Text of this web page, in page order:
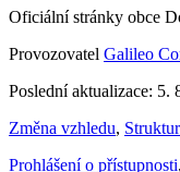
Oficiální stránky obce
Provozovatel Galileo
Poslední aktualizace: 5.
Změna vzhledu,
Prohlášení o přístupnosti,